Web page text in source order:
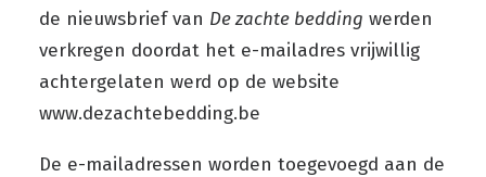
de nieuwsbrief van De zachte bedding werden
verkregen doordat het e-mailadres vrijwillig
achtergelaten werd op de website
www.dezachtebedding.be
De e-mailadressen worden toegevoegd aan de